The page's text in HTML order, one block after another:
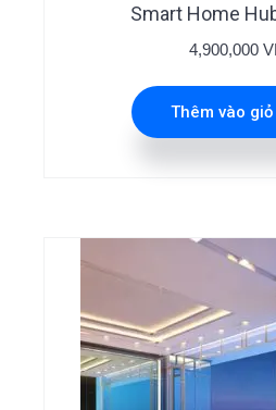
Smart Home
4,900,000
Thêm vào